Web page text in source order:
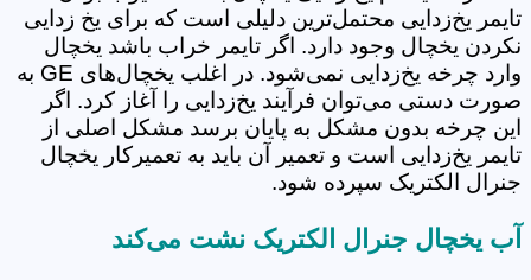
تایمر یخ‌زدایی محتمل‌ترین دلیلی است که برای یخ زدایی
نکردن یخچال وجود دارد. اگر تایمر خراب باشد یخچال
وارد چرخه یخ‌زدایی نمی‌شود. در اغلب یخچال‌های GE به
صورت دستی می‌توان فرآیند یخ‌زدایی را آغاز کرد. اگر
این چرخه بدون مشکل به پایان برسد مشکل اصلی از
تایمر یخ‌زدایی است و تعمیر آن باید به تعمیرکار یخچال
جنرال الکتریک سپرده شود.
آب یخچال جنرال الکتریک نشت می‌کند